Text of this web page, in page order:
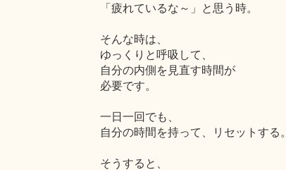
「疲れているな～」と思う時。
そんな時は、
ゆっくりと呼吸して、
自分の内側を見直す時間が
必要です。
一日一回でも、
自分の時間を持って、リセットする。
そうすると、